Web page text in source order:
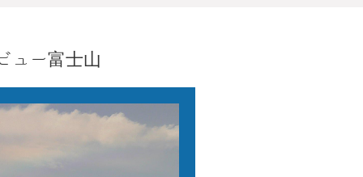
ュー富士山